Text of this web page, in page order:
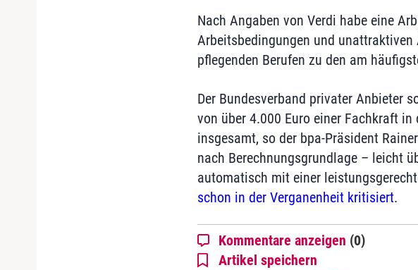
Nach Angaben von Verdi habe eine
Arbeitsbedingungen und
pflegenden Berufen zu den am
Der Bundesverband privater Anbieter
von über 4.000 Euro einer Fachkraft
insgesamt, so der bpa-Präsident
nach Berechnungsgrundlage – leicht
automatisch mit einer
schon in der Verganenheit kritisiert.
Kommentare anzeigen (0)
Artikel speichern